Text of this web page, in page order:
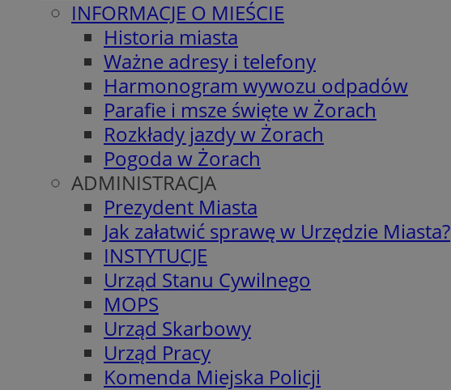
INFORMACJE O MIEŚCIE
Historia miasta
Ważne adresy i telefony
Harmonogram wywozu odpadów
Parafie i msze święte w Żorach
Rozkłady jazdy w Żorach
Pogoda w Żorach
ADMINISTRACJA
Prezydent Miasta
Jak załatwić sprawę w Urzędzie Miasta?
INSTYTUCJE
Urząd Stanu Cywilnego
MOPS
Urząd Skarbowy
Urząd Pracy
Komenda Miejska Policji